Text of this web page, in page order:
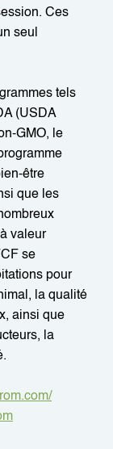
Ces
seul
tels
(USDA
GMO, le
être
que les
valeur
se
pour
la qualité
ainsi que
la